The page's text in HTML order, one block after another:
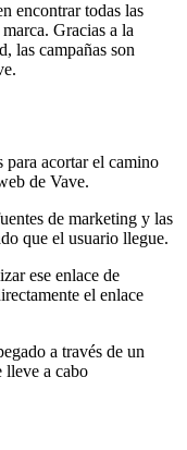
encontrar todas las
Gracias a la
las campañas son
para acortar el camino
de Vave.
de marketing y las
que el usuario llegue.
ese enlace de
el enlace
a través de un
lleve a cabo